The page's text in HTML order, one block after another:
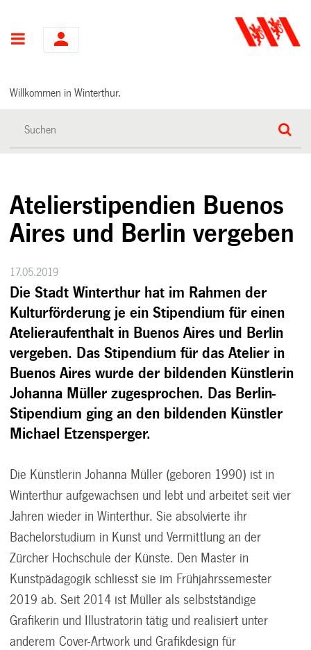
Hauptnavigation
Willkommen in Winterthur.
Atelierstipendien Buenos
Aires und Berlin vergeben
17.05.2019
Die Stadt Winterthur hat im Rahmen der
Kulturförderung je ein Stipendium für einen
Atelieraufenthalt in Buenos Aires und Berlin
vergeben. Das Stipendium für das Atelier in
Buenos Aires wurde der bildenden Künstlerin
Johanna Müller zugesprochen. Das Berlin-
Stipendium ging an den bildenden Künstler
Michael Etzensperger.
Die Künstlerin Johanna Müller (geboren 1990) ist in
Winterthur aufgewachsen und lebt und arbeitet seit vier
Jahren wieder in Winterthur. Sie absolvierte ihr
Bachelorstudium in Kunst und Vermittlung an der
Zürcher Hochschule der Künste. Den Master in
Kunstpädagogik schliesst sie im Frühjahrssemester
2019 ab. Seit 2014 ist Müller als selbstständige
Grafikerin und Illustratorin tätig und realisiert unter
anderem Cover-Artwork und Grafikdesign für